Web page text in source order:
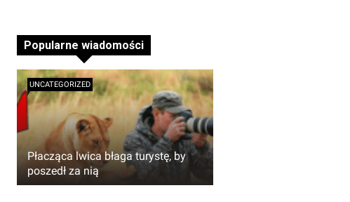
Popularne wiadomości
Płacząca lwica błaga turystę, by
poszedł za nią
UNCATEGORIZED